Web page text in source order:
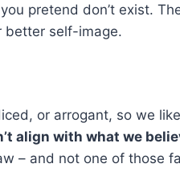
pretend don’t exist.
better self-image.
or arrogant, so we
align with what we
– and not one of those